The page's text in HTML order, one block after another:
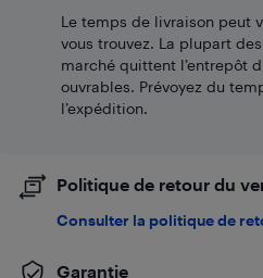
Le temps de livraison peut
vous trouvez. La plupart
marché quittent l’entrepôt
ouvrables. Prévoyez du
l’expédition.
Politique de retour du
Consulter la politique de
Garantie